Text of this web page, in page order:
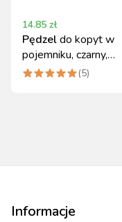
14.85 zł
Pędzeldo kopyt w
pojemniku, czarny,
Covalliero
(5)
Informacje